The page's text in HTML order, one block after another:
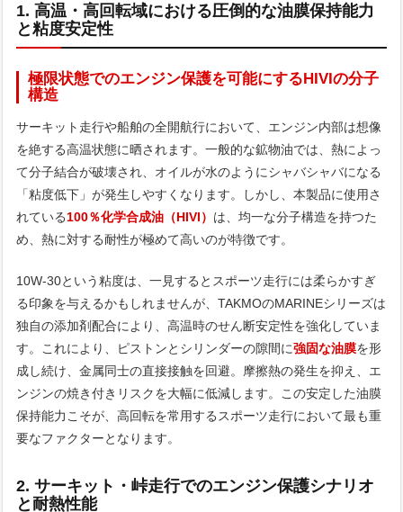
1. 高温・高回転域における圧倒的な油膜保持能力
と粘度安定性
極限状態でのエンジン保護を可能にするHIVIの分子
構造
サーキット走行や船舶の全開航行において、エンジン内部は想像
を絶する高温状態に晒されます。一般的な鉱物油では、熱によっ
て分子結合が破壊され、オイルが水のようにシャバシャバになる
「粘度低下」が発生しやすくなります。しかし、本製品に使用さ
れている100％化学合成油（HIVI） は、均一な分子構造を持つた
め、熱に対する耐性が極めて高いのが特徴です。
10W-30という粘度は、一見するとスポーツ走行には柔らかすぎ
る印象を与えるかもしれませんが、TAKMOのMARINEシリーズは
独自の添加剤配合により、高温時のせん断安定性を強化していま
す。これにより、ピストンとシリンダーの隙間に強固な油膜を形
成し続け、金属同士の直接接触を回避。摩擦熱の発生を抑え、エ
ンジンの焼き付きリスクを大幅に低減します。この安定した油膜
保持能力こそが、高回転を常用するスポーツ走行において最も重
要なファクターとなります。
2. サーキット・峠走行でのエンジン保護シナリオ
と耐熱性能